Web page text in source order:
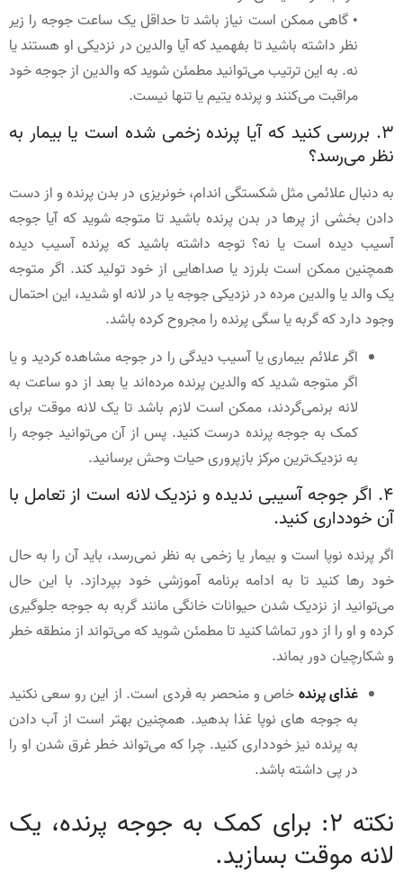
• گاهی ممکن است نیاز باشد تا حداقل یک ساعت جوجه را زیر
نظر داشته باشید تا بفهمید که آیا والدین در نزدیکی او هستند یا
نه. به این ترتیب می‌توانید مطمئن شوید که والدین از جوجه خود
مراقبت می‌کنند و پرنده یتیم یا تنها نیست.
3. بررسی کنید که آیا پرنده زخمی شده است یا بیمار به
نظر می‌رسد؟
به دنبال علائمی مثل شکستگی اندام، خونریزی در بدن پرنده و از دست
دادن بخشی از پرها در بدن پرنده باشید تا متوجه شوید که آیا جوجه
آسیب دیده است یا نه؟ توجه داشته باشید که پرنده آسیب دیده
همچنین ممکن است بلرزد یا صداهایی از خود تولید کند. اگر متوجه
یک والد یا والدین مرده در نزدیکی جوجه یا در لانه او شدید، این احتمال
وجود دارد که گربه یا سگی پرنده را مجروح کرده باشد.
اگر علائم بیماری یا آسیب دیدگی را در جوجه مشاهده کردید و یا
اگر متوجه شدید که والدین پرنده مرده‌اند یا بعد از دو ساعت به
لانه برنمی‌گردند، ممکن است لازم باشد تا یک لانه موقت برای
کمک به جوجه پرنده درست کنید. پس از آن می‌توانید جوجه را
به نزدیک‌ترین مرکز بازپروری حیات وحش برسانید.
4. اگر جوجه آسیبی ندیده و نزدیک لانه است از تعامل با
آن خودداری کنید.
اگر پرنده نوپا است و بیمار یا زخمی به نظر نمی‌رسد، باید آن را به حال
خود رها کنید تا به ادامه برنامه آموزشی خود بپردازد. با این حال
می‌توانید از نزدیک شدن حیوانات خانگی مانند گربه به جوجه جلوگیری
کرده و او را از دور تماشا کنید تا مطمئن شوید که می‌تواند از منطقه خطر
و شکارچیان دور بماند.
غذای پرندهخاص و منحصر به فردی است. از این رو سعی نکنید
به جوجه های نوپا غذا بدهید. همچنین بهتر است از آب دادن
به پرنده نیز خودداری کنید. چرا که می‌تواند خطر غرق شدن او را
در پی داشته باشد.
نکته 2: برای کمک به جوجه پرنده، یک
لانه موقت بسازید.